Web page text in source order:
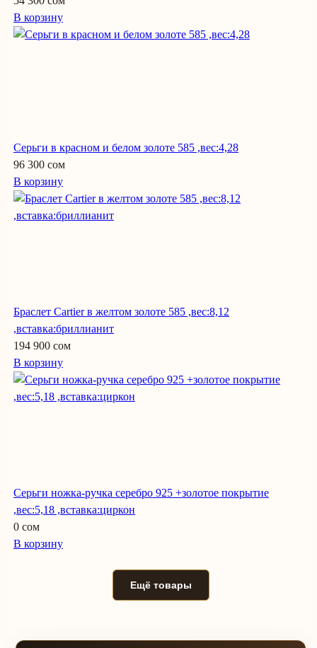
В корзину
Серьги в красном и белом золоте 585 ,вес:4,28
96 300 сом
В корзину
Браслет Cartier в желтом золоте 585 ,вес:8,12
,вставка:бриллианит
194 900 сом
В корзину
Серьги ножка-ручка серебро 925 +золотое покрытие
,вес:5,18 ,вставка:циркон
0 сом
В корзину
Ещё товары